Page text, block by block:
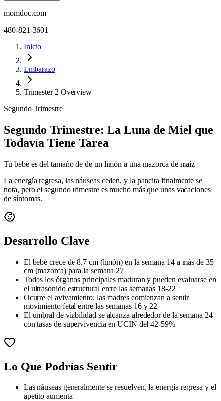
momdoc.com
480-821-3601
Inicio
Embarazo
Trimester 2 Overview
Segundo Trimestre
Segundo Trimestre: La Luna de Miel que
Todavía Tiene Tarea
Tu bebé es del tamaño de de un limón a una mazorca de maíz
La energía regresa, las náuseas ceden, y la pancita finalmente se
nota, pero el segundo trimestre es mucho más que unas vacaciones
de síntomas.
Desarrollo Clave
El bebé crece de 8.7 cm (limón) en la semana 14 a más de 35
cm (mazorca) para la semana 27
Todos los órganos principales maduran y pueden evaluarse en
el ultrasonido estructural entre las semanas 18-22
Ocurre el avivamiento: las madres comienzan a sentir
movimiento fetal entre las semanas 16 y 22
El umbral de viabilidad se alcanza alrededor de la semana 24
con tasas de supervivencia en UCIN del 42-59%
Lo Que Podrías Sentir
Las náuseas generalmente se resuelven, la energía regresa y el
apetito aumenta